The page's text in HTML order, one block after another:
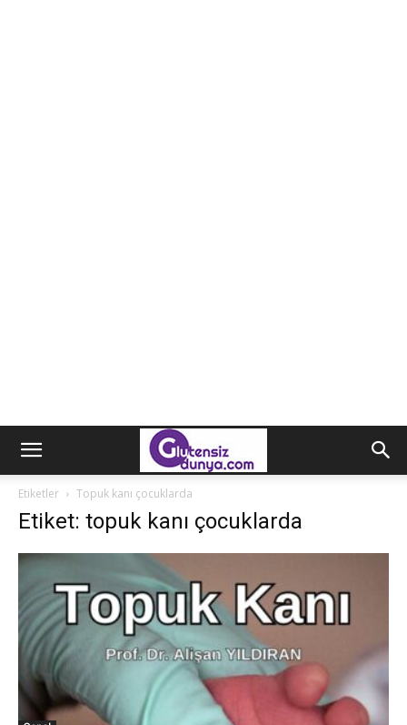
Etiketler Topuk kanı çocuklarda
Etiket: topuk kanı çocuklarda